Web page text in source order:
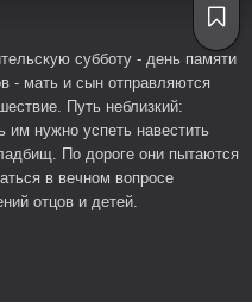
субботу - день памяти
- мать и сын отправляются
Путь неблизкий:
им нужно успеть навестить
По дороге они пытаются
в вечном вопросе
отцов и детей.